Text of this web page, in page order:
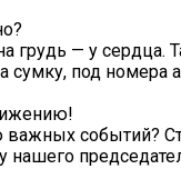
грудь — у сердца.
сумку, под
событий?